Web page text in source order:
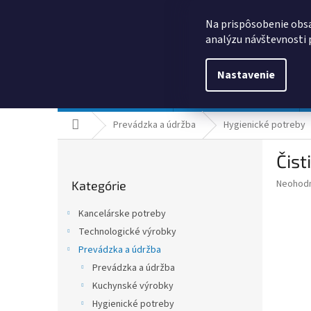
Na prispôsobenie
analýzu návštevnosti
Nastavenie
DomovPrevádzka a údržba Hygienické potreby
kategórie
Kategórie
Kancelárske potreby
Technologické výrobky
Prevádzka a údržba
Prevádzka a údržba
Kuchynské výrobky
Hygienické potreby